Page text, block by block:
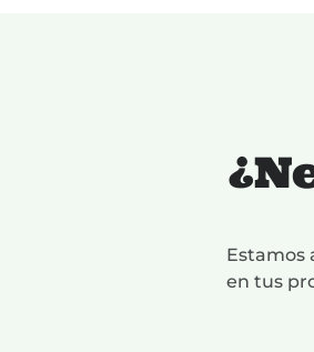
Estamos
en tus